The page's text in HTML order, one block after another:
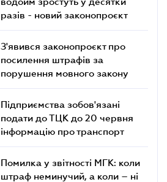
разів - новий законопроєкт
З'явився законопроєкт про
посилення штрафів за
порушення мовного закону
Підприємства зобов'язані
подати до ТЦК до 20 червня
інформацію про транспорт
Помилка у звітності МГК: коли
штраф неминучий, а коли – ні